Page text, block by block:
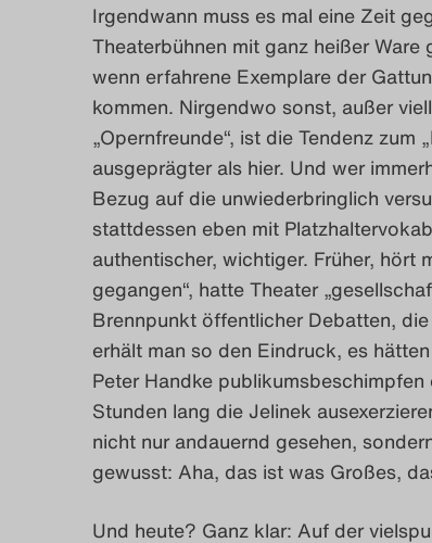
Irgendwann muss es mal eine Zeit
Theaterbühnen mit ganz heißer
wenn erfahrene Exemplare der
kommen. Nirgendwo sonst, außer
„Opernfreunde“, ist die Tendenz zum
ausgeprägter als hier. Und wer
Bezug auf die unwiederbringlich
stattdessen eben mit
authentischer, wichtiger. Früher, hört
gegangen“, hatte Theater
Brennpunkt öffentlicher Debatten,
erhält man so den Eindruck, es
Peter Handke
Stunden lang die Jelinek
nicht nur andauernd gesehen,
gewusst: Aha, das ist was Großes,
Und heute? Ganz klar: Auf der